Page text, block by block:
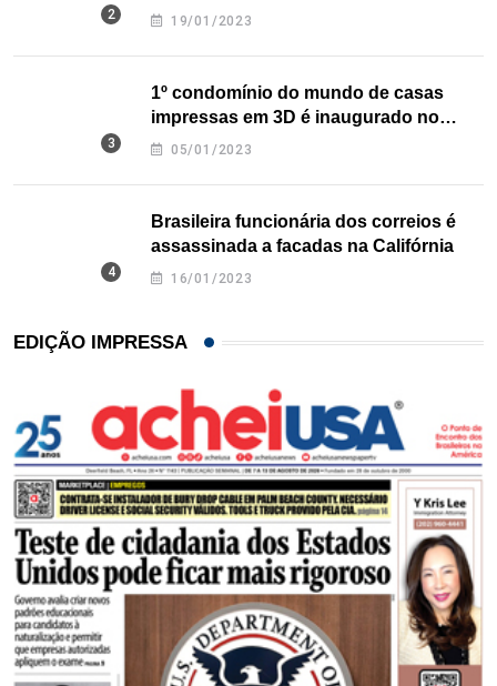
nos EUA
19/01/2023
1º condomínio do mundo de casas
impressas em 3D é inaugurado no
Texas
05/01/2023
Brasileira funcionária dos correios é
assassinada a facadas na Califórnia
16/01/2023
EDIÇÃO IMPRESSA